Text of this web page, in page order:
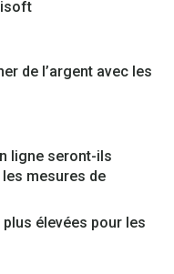
de l’argent avec les
ligne seront-ils
mesures de
plus élevées pour les